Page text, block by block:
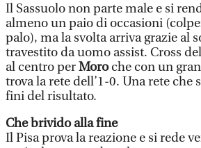
Il Sassuolo non parte male e si
almeno un paio di occasioni
palo), ma la svolta arriva grazie al
travestito da uomo assist. Cross
al centro perMoroche con un
trova la rete dell’1-0. Una rete che
fini del risultato.
Che brivido alla fine
Il Pisa prova la reazione e si rede